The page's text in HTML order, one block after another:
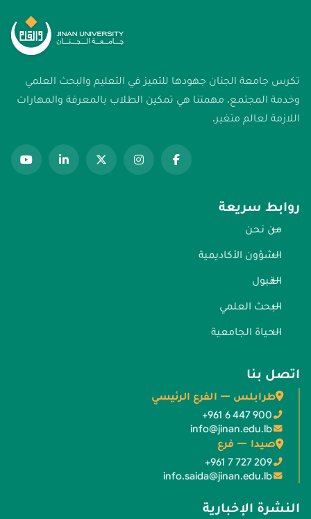
تكرس جامعة الجنان جهودها للتميز في التعليم والبحث العلمي
وخدمة المجتمع. مهمتنا هي تمكين الطلاب بالمعرفة والمهارات
اللازمة لعالم متغير.
روابط سريعة
من نحن
الشؤون الأكاديمية
القبول
البحث العلمي
الحياة الجامعية
اتصل بنا
طرابلس — الفرع الرئيسي
+961 6 447 900
info@jinan.edu.lb
صيدا — فرع
+961 7 727 209
info.saida@jinan.edu.lb
النشرة الإخبارية